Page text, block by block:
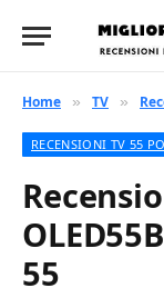
Home » TV »
RECENSIONI TV 55
55